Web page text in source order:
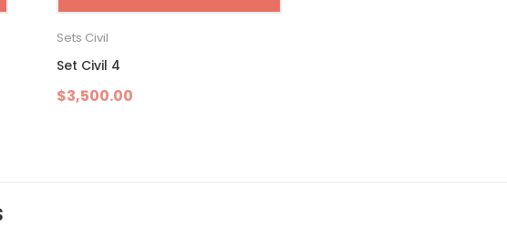
Sets Civil
Set Civil 4
$3,500.00